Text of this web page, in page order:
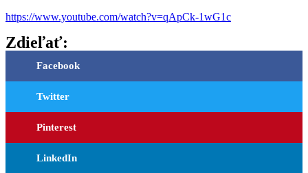
https://www.youtube.com/watch?v=qApCk-1wG1c
Zdieľať:
Facebook
Twitter
Pinterest
LinkedIn